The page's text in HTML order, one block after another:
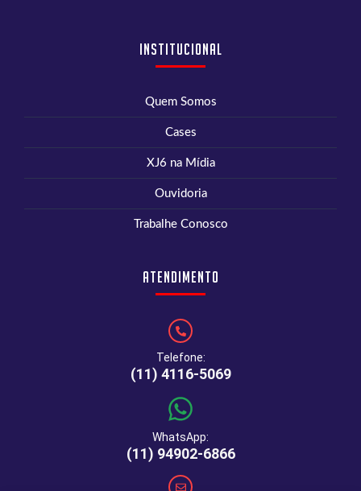
Institucional
Quem Somos
Cases
XJ6 na Mídia
Ouvidoria
Trabalhe Conosco
Atendimento
Telefone:
(11) 4116-5069
WhatsApp:
(11) 94902-6866